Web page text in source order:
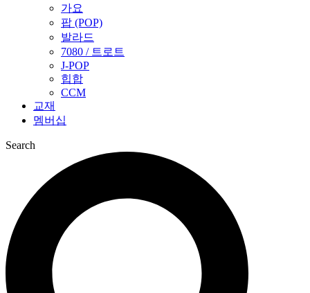
가요
팝 (POP)
발라드
7080 / 트로트
J-POP
힙합
CCM
교재
멤버십
Search